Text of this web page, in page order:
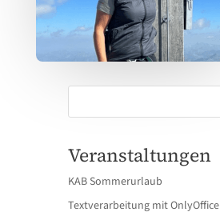
Veranstaltungen
KAB Sommerurlaub
Textverarbeitung mit OnlyOffice